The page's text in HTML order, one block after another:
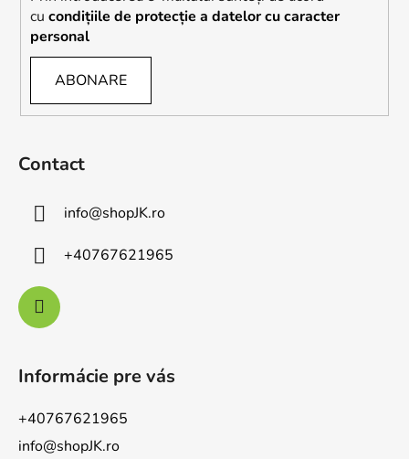
cu condițiile de protecție a datelor cu caracter
personal
ABONARE
Contact
info@shopJK.ro
+40767621965
Informácie pre vás
+40767621965
info@shopJK.ro